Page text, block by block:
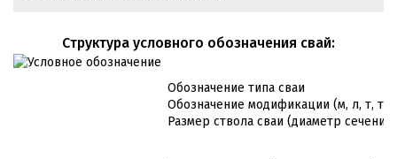
Cтруктура условного обозначения свай:
Обозначение типа сваи
Обозначение модификации (м, л, т, т/
Размер ствола сваи (диаметр